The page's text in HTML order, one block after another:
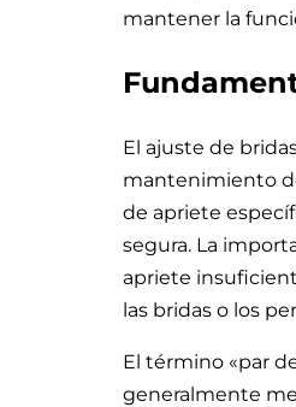
mantener la
El ajuste de
mantenimiento
de apriete
segura. La
apriete
las bridas o los
El término «par
generalmente